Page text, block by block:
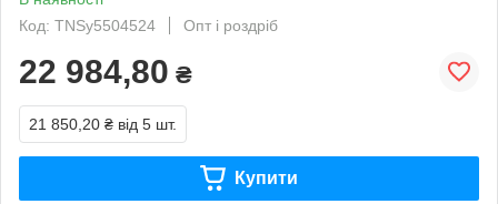
Код: TNSy5504524
Опт і роздріб
22 984,80 ₴
21 850,20 ₴ від 5 шт.
Купити